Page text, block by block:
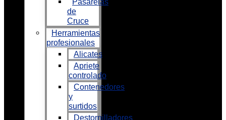
Pasarelas
de
Cruce
Herramientas
profesionales
Alicates
Apriete
controlado
Contenedores
y
surtidos
Destornilladores